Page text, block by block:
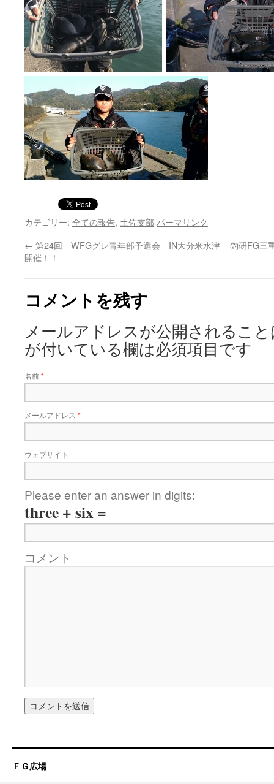
カテゴリー: 全ての報告, 土佐支部 パーマリンク
← 第24回 WFGグレ青年部予選会 IN大分米水津
開催！！
釣研FG三
コメントを残す
メールアドレスが公開されるこ
が付いている欄は必須項目です
名前*
メールアドレス *
ウェブサイト
Please enter an answer in digits:
three + six =
コメント
ＦＧ広場